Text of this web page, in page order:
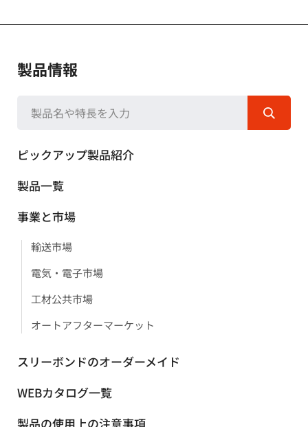
製品情報
ピックアップ製品紹介
製品一覧
事業と市場
輸送市場
電気・電子市場
工材公共市場
オートアフターマーケット
スリーボンドのオーダーメイド
WEBカタログ一覧
製品の使用上の注意事項